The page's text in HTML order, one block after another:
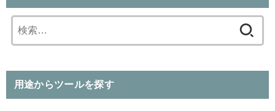
索:
用途からツールを探す